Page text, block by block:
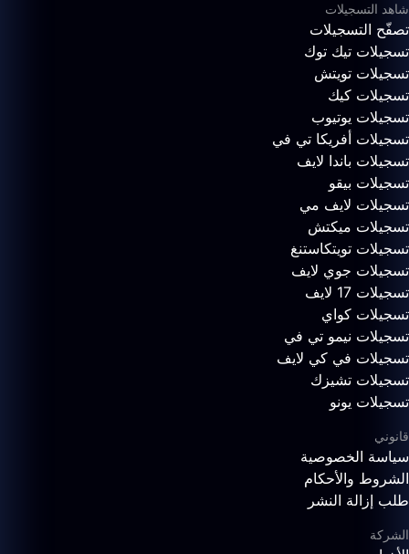
شاهد التسجيلات
تصفّح التسجيلات
تسجيلات تيك توك
تسجيلات تويتش
تسجيلات كيك
تسجيلات يوتيوب
تسجيلات أفريكا تي في
تسجيلات باندا لايف
تسجيلات بيقو
تسجيلات لايف مي
تسجيلات ميكتش
تسجيلات تويتكاستنغ
تسجيلات جوي لايف
تسجيلات 17 لايف
تسجيلات كواي
تسجيلات نيمو تي في
تسجيلات في كي لايف
تسجيلات تشيزك
تسجيلات يونو
قانوني
سياسة الخصوصية
الشروط والأحكام
طلب إزالة النشر
الشركة